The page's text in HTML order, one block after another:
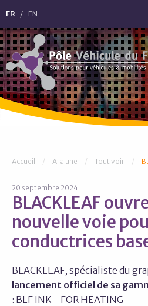
Aller directement au contenu
FR EN
Pôle Véhicule du Futur
Vous êtes ici :
Accueil A la une Tout voir
20 septembre 2024
BLACKLEAF
nouvelle voie
conductrices
BLACKLEAF, spécialiste du
lancement officiel de sa
: BLF INK - FOR HEATING